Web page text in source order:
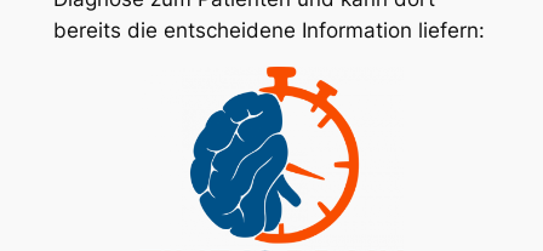
bereits die entscheidene Information liefern: